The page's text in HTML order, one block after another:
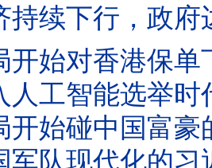
续下行，政府边
开始对香港保
人工智能选举
国富豪的香港保单 香港不再安
队现代化的习